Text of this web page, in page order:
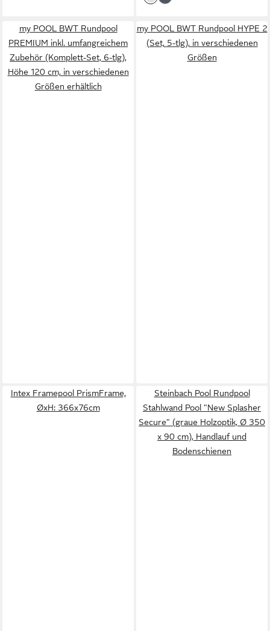
my POOL BWT Rundpool
PREMIUM inkl. umfangreichem
Zubehör (Komplett-Set, 6-tlg),
Höhe 120 cm, in verschiedenen
Größen erhältlich
my POOL BWT Rundpool HYPE 2
(Set, 5-tlg), in verschiedenen
Größen
Intex Framepool PrismFrame,
ØxH: 366x76cm
Steinbach Pool Rundpool
Stahlwand Pool "New Splasher
Secure" (graue Holzoptik, Ø 350
x 90 cm), Handlauf und
Bodenschienen